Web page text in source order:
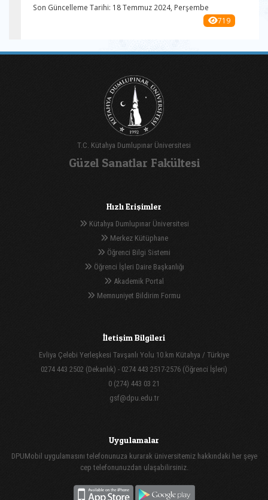
Son Güncelleme Tarihi: 18 Temmuz 2024, Perşembe
719
T.C. Kütahya Dumlupınar Üniversitesi
Güzel Sanatlar Fakültesi
Hızlı Erişimler
Kütahya Dumlupınar Üniversitesi
Merkez Kütüphane
Öğrenci Bilgi Sistemi
Öğrenci İşleri Daire Başkanlığı
Akademik Portal
Memnuniyet Bildirim Formu
İletişim Bilgileri
Evliya Çelebi Yerleşkesi Tavşanlı Yolu 10.km Kütahya / Türkiye
0274 443 2502 (Dekanlık) - 0274 443 2517-2576 (Öğrenci İşleri)
0 (274) 443 03 21
gsf@dpu.edu.tr
Uygulamalar
DPUMobil uygulamasını telefonunuza kurarak üniversitemiz hakkındaki her şeye
cep telefonunuzdan ulaşabilirsiniz.